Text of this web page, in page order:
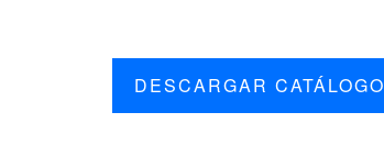
DESCARGAR CATÁLOGO